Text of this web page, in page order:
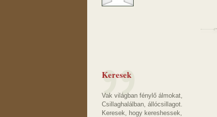
Keresek
Vak világban fénylő álmokat,
Csillaghalálban, állócsillagot.
Keresek, hogy kereshessek,